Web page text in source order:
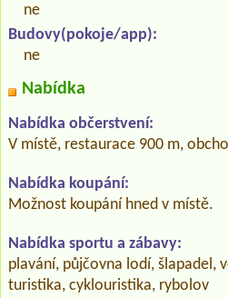
ne
Budovy(pokoje/app):
ne
Nabídka
Nabídka občerstvení:
V místě, restaurace 900 m,
Nabídka koupání:
Možnost koupání hned v místě.
Nabídka sportu a zábavy:
plavání, půjčovna lodí, šlapadel,
turistika, cyklouristika, rybolov